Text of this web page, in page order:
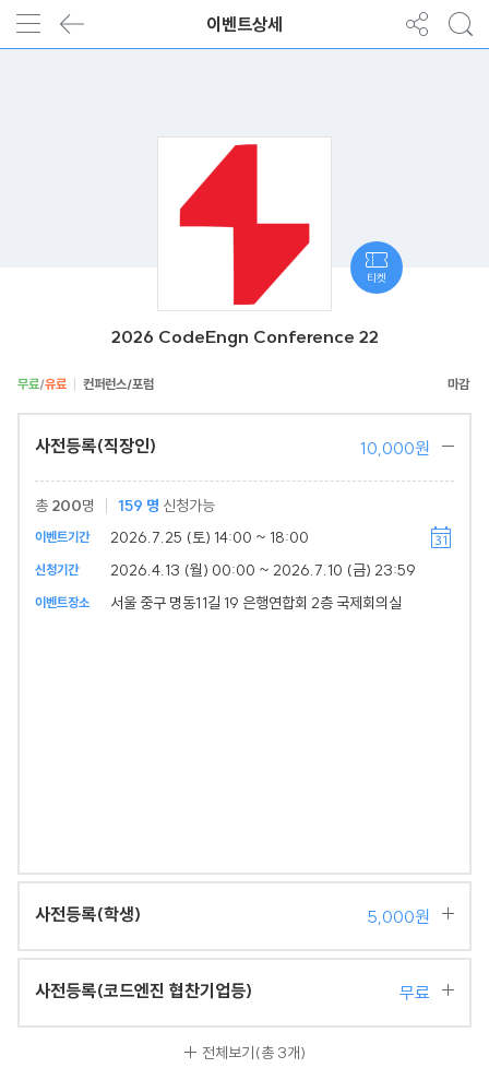
이벤트상세
2026 CodeEngn Conference 22
무료/유료 컨퍼런스/포럼
사전등록(직장인) 10,000원
총 200명 159 명 신청가능
이벤트기간 2026.7.25 (토) 14:00 ~ 18:00
신청기간 2026.4.13 (월) 00:00 ~ 2026.7.10 (금) 23:59
이벤트장소 서울 중구 명동11길 19 은행연합회 2층 국제회의실
사전등록(학생) 5,000원
사전등록(코드엔진 협찬기업등) 무료
전체보기(총 3개)
티켓